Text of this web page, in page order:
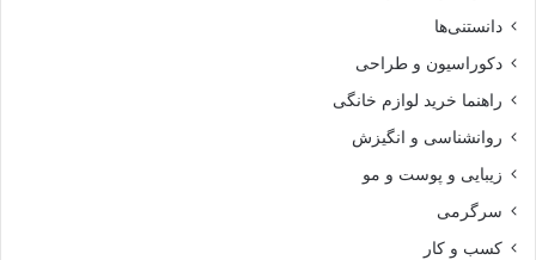
دانستنی‌ها
دکوراسیون و طراحی
راهنما خرید لوازم خانگی
روانشناسی و انگیزش
زیبایی و پوست و مو
سرگرمی
کسب و کار